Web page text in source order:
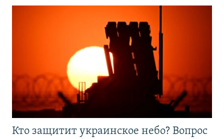
Кто защитит украинское небо? Вопрос